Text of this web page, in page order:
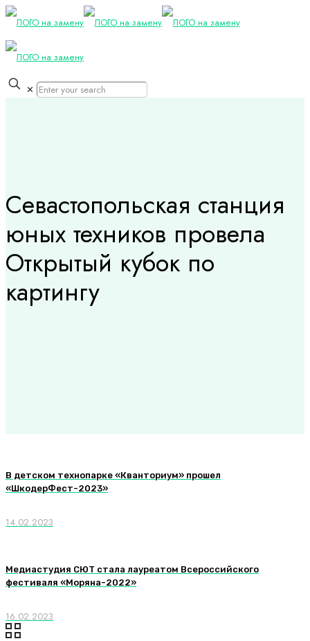
✕
Севастопольская станция
юных техников провела
Открытый кубок по
картингу
В детском технопарке «Кванториум» прошел
«ШкодерФест-2023»
14.02.2023
Медиастудия СЮТ стала лауреатом Всероссийского
фестиваля «Моряна-2022»
16.02.2023